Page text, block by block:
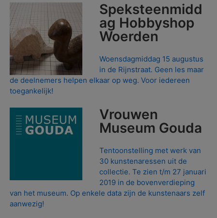
Speksteenmidd
ag Hobbyshop
Woerden
Woensdagmiddag 15 augustus
in de Rijnstraat. Geen les maar
de deelnemers helpen elkaar op weg. Voor iedereen
toegankelijk!
Vrouwen
Museum Gouda
Tentoonstelling met werk van
30 kunstenaressen uit de
collectie. Te zien t/m 27 januari
2019 in de bovenverdieping
van het museum. Op enkele data zijn de kunstenaars zelf
aanwezig!